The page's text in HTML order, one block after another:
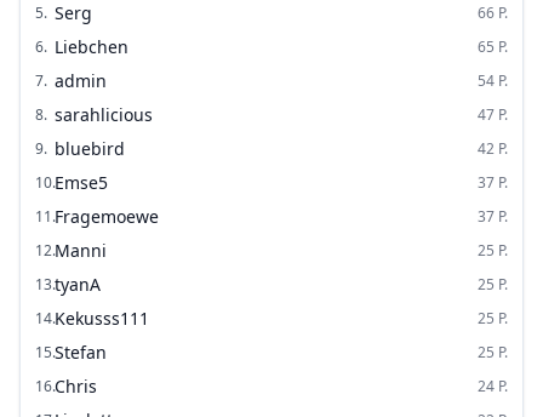
5. Serg 66 P.
6. Liebchen 65 P.
7. admin 54 P.
8. sarahlicious 47 P.
9. bluebird 42 P.
10.Emse5 37 P.
11.Fragemoewe 37 P.
12.Manni 25 P.
13.tyanA 25 P.
14.Kekusss111 25 P.
15.Stefan 25 P.
16.Chris 24 P.